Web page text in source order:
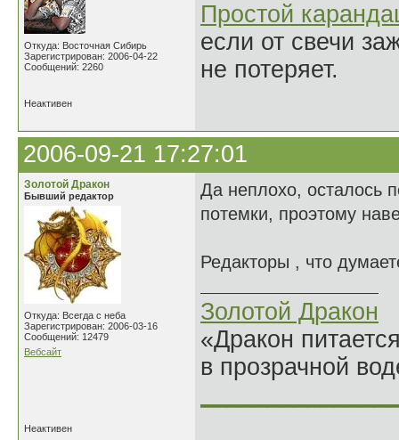
Откуда: Восточная Сибирь
Зарегистрирован: 2006-04-22
Сообщений: 2260
Простой
если от свечи
не потеряет.
Неактивен
2006-09-21 17:27:01
Золотой Дракон
Бывший редактор
Откуда: Всегда с неба
Зарегистрирован: 2006-03-16
Сообщений: 12479
Вебсайт
Да неплохо, осталось
потемки, проэтому
Редакторы , что
Золотой Дракон
«Дракон
в прозрачной
Неактивен